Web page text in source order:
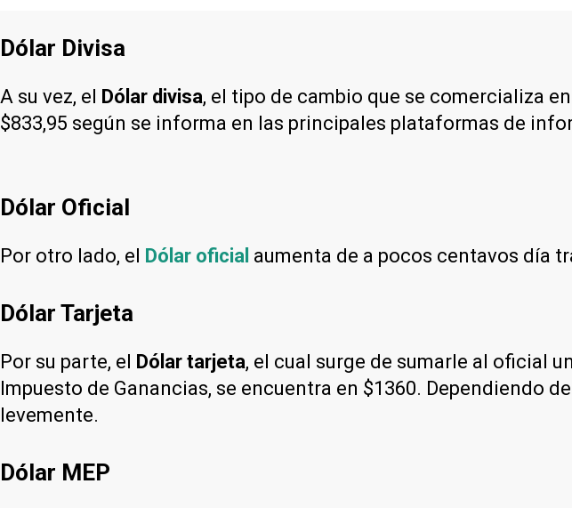
Dólar Divisa
A su vez, el Dólar divisa, el tipo de cambio que se comercializa
$833,95 según se informa en las principales plataformas de
Dólar Oficial
Por otro lado, el Dólar oficial aumenta de a pocos centavos día
Dólar Tarjeta
Por su parte, el Dólar tarjeta, el cual surge de sumarle al oficial
Impuesto de Ganancias, se encuentra en $1360. Dependiendo
levemente.
Dólar MEP